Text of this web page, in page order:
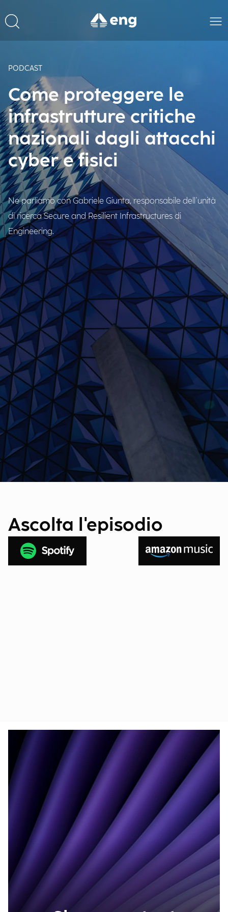
PODCAST
Come proteggere le
infrastrutture critiche
nazionali dagli attacchi
cyber e fisici
Ne parliamo con Gabriele Giunta, responsabile dell'unità
di ricerca Secure and Resilient Infrastructures di
Engineering.
Ascolta l'episodio